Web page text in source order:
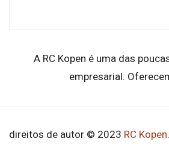
A RC Kopen é uma das
empresarial.
direitos de autor © 2023 RC Kopen